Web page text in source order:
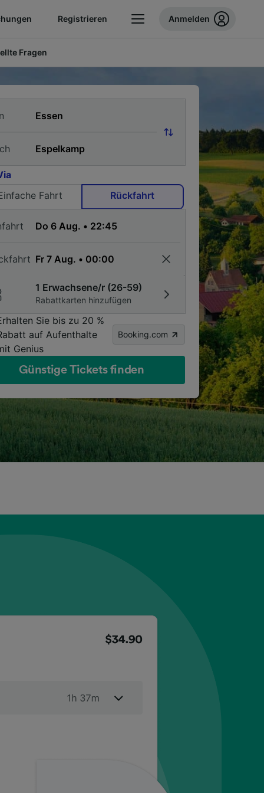
Registrieren Anmelden
Fragen
Fahrt
Rückfahrt
1 Erwachsene/r (26-59)
Rabattkarten hinzufügen
Sie bis zu 20 %
auf Aufenthalte
Genius
Booking.com
Günstige Tickets finden